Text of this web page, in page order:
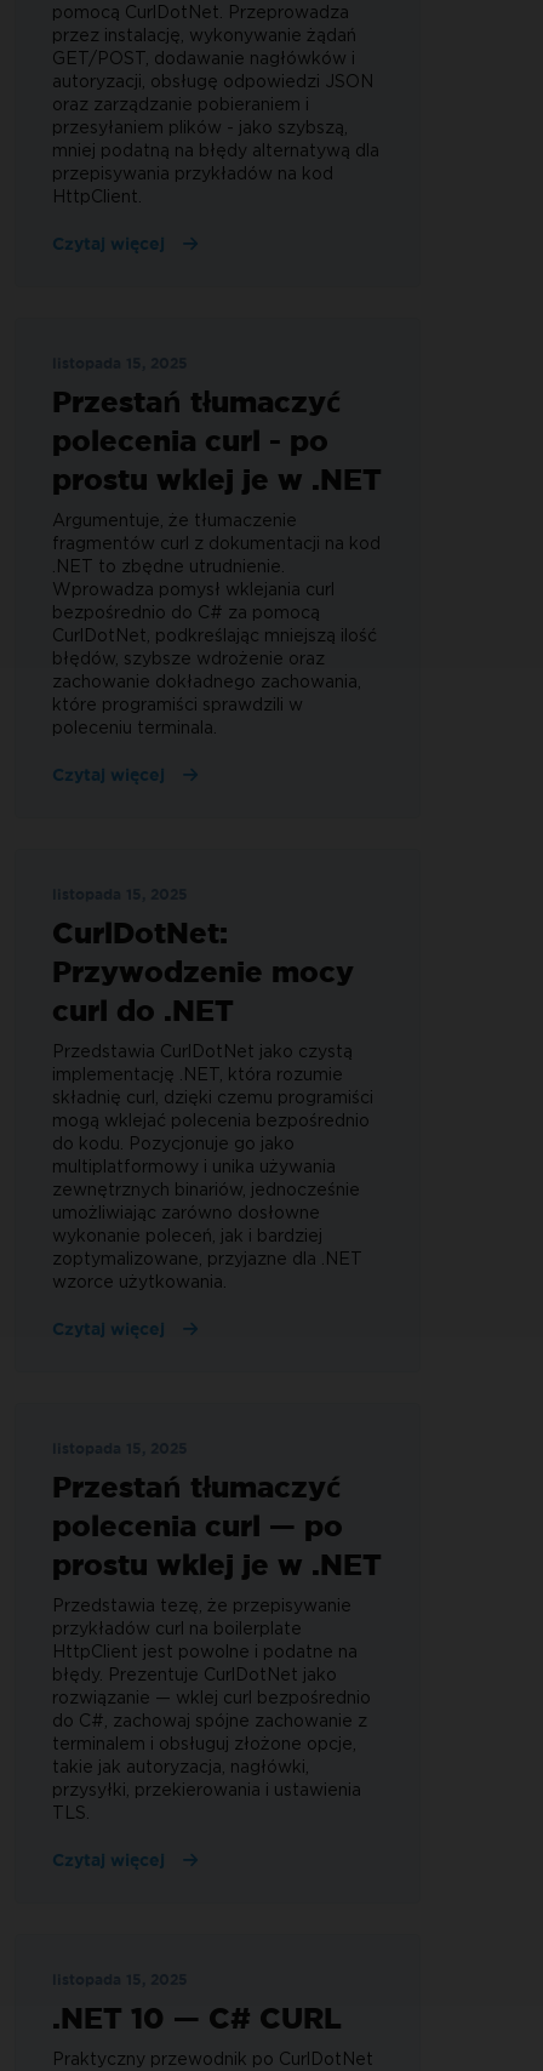
pomocą CurlDotNet. Przeprowadza
przez instalację, wykonywanie żądań
GET/POST, dodawanie nagłówków i
autoryzacji, obsługę odpowiedzi JSON
oraz zarządzanie pobieraniem i
przesyłaniem plików - jako szybszą,
mniej podatną na błędy alternatywą dla
przepisywania przykładów na kod
HttpClient.
Czytaj więcej
Przestań tłumaczyć
polecenia curl - po
prostu wklej je w .NET
Argumentuje, że tłumaczenie
fragmentów curl z dokumentacji na kod
.NET to zbędne utrudnienie.
Wprowadza pomysł wklejania curl
bezpośrednio do C# za pomocą
CurlDotNet, podkreślając mniejszą ilość
błędów, szybsze wdrożenie oraz
zachowanie dokładnego zachowania,
które programiści sprawdzili w
poleceniu terminala.
Czytaj więcej
CurlDotNet:
Przywodzenie mocy
curl do .NET
Przedstawia CurlDotNet jako czystą
implementację .NET, która rozumie
składnię curl, dzięki czemu programiści
mogą wklejać polecenia bezpośrednio
do kodu. Pozycjonuje go jako
multiplatformowy i unika używania
zewnętrznych binariów, jednocześnie
umożliwiając zarówno dosłowne
wykonanie poleceń, jak i bardziej
zoptymalizowane, przyjazne dla .NET
wzorce użytkowania.
Czytaj więcej
Przestań tłumaczyć
polecenia curl — po
prostu wklej je w .NET
Przedstawia tezę, że przepisywanie
przykładów curl na boilerplate
HttpClient jest powolne i podatne na
błędy. Prezentuje CurlDotNet jako
rozwiązanie — wklej curl bezpośrednio
do C#, zachowaj spójne zachowanie z
terminalem i obsługuj złożone opcje,
takie jak autoryzacja, nagłówki,
przysyłki, przekierowania i ustawienia
TLS.
Czytaj więcej
.NET 10 — C# CURL
Praktyczny przewodnik po CurlDotNet